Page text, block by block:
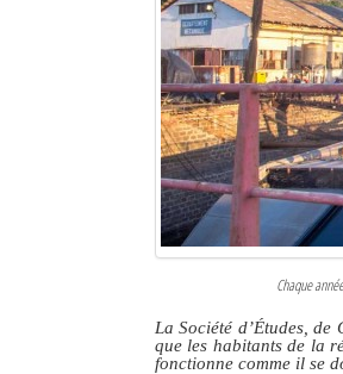
Chaque
La Société d’Études,
que les habitants de la
fonctionne comme il se